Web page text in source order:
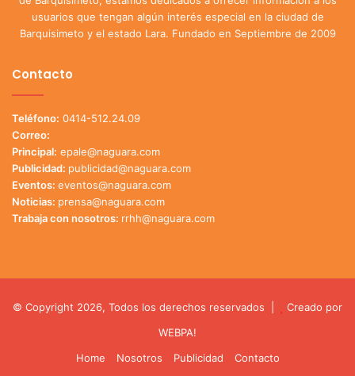
usuarios que tengan algún interés especial en la ciudad de
Barquisimeto y el estado Lara. Fundado en Septiembre de 2009
Contacto
Teléfono: 0414-512.24.09
Correo:
Principal: epale@naguara.com
Publicidad: publicidad@naguara.com
Eventos: eventos@naguara.com
Noticias: prensa@naguara.com
Trabaja con nosotros: rrhh@naguara.com
© Copyright 2026, Todos los derechos reservados |
Creado por
WEBPA!
Home
Nosotros Publicidad Contacto